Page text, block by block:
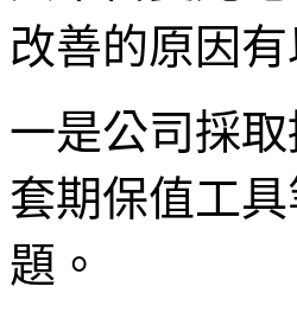
改善的原因
一是公司採
套期保值工
題。